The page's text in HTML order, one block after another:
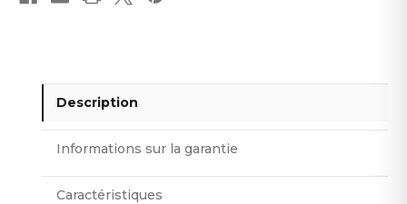
Description
Informations sur la garantie
Caractéristiques